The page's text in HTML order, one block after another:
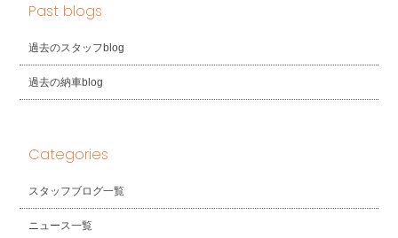
Past blogs
過去のスタッフblog
過去の納車blog
Categories
スタッフブログ一覧
ニュース一覧